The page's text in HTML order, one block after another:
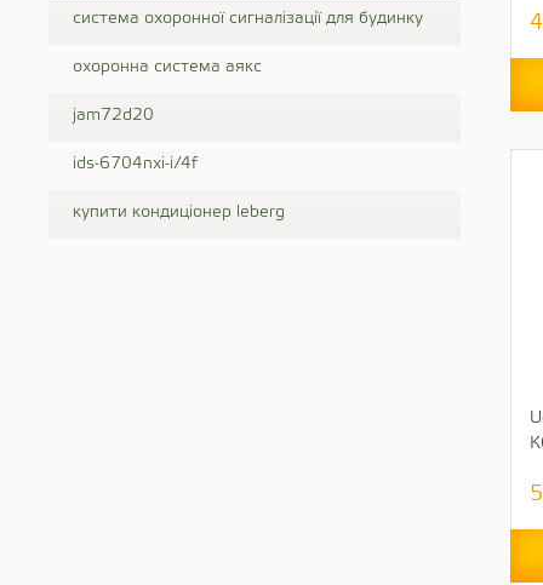
система охоронної сигналізації для будинку
охоронна система аякс
jam72d20
ids-6704nxi-i/4f
купити кондиціонер leberg